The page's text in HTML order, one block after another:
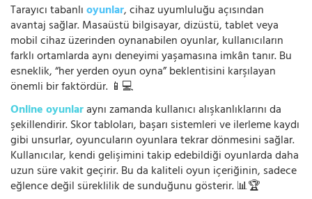
Tarayıcı tabanlıoyunlar, cihaz uyumluluğu açısından
avantaj sağlar. Masaüstü bilgisayar, dizüstü, tablet veya
mobil cihaz üzerinden oynanabilen oyunlar, kullanıcıların
farklı ortamlarda aynı deneyimi yaşamasına imkân tanır. Bu
esneklik, “her yerden oyun oyna” beklentisini karşılayan
önemli bir faktördür. 📱💻
Online oyunlaraynı zamanda kullanıcı alışkanlıklarını da
şekillendirir. Skor tabloları, başarı sistemleri ve ilerleme kaydı
gibi unsurlar, oyuncuların oyunlara tekrar dönmesini sağlar.
Kullanıcılar, kendi gelişimini takip edebildiği oyunlarda daha
uzun süre vakit geçirir. Bu da kaliteli oyun içeriğinin, sadece
eğlence değil süreklilik de sunduğunu gösterir. 📊🏆